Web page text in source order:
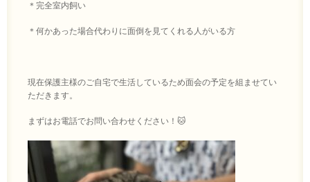
＊完全室内飼い
＊何かあった場合代わりに面倒を見てくれる人がいる方
現在保護主様のご自宅で生活しているため面会の予定を組ませてい
ただきます。
まずはお電話でお問い合わせください！🐱